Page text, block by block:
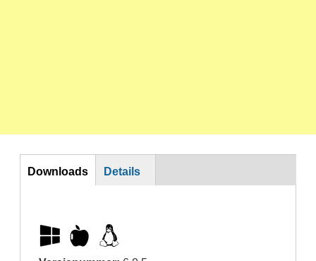
Horizontal Tabs
Downloads Details